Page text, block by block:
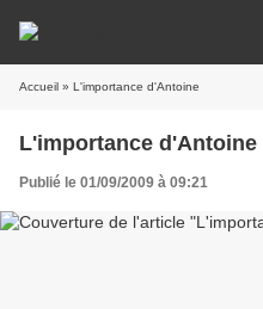
Accueil » L'importance d'Antoine
L'importance d'Antoine
Publié le 01/09/2009 à 09:21